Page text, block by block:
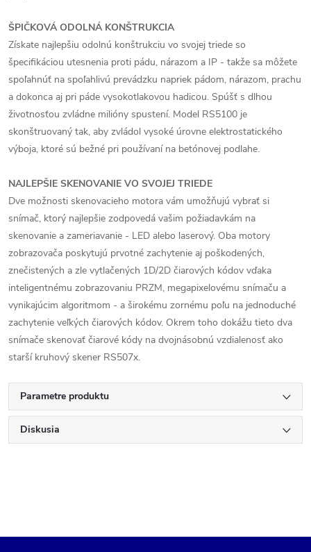
ŠPIČKOVÁ ODOLNÁ KONŠTRUKCIA
Získate najlepšiu odolnú konštrukciu vo svojej triede so
špecifikáciou utesnenia proti pádu, nárazom a IP - takže sa môžete
spoľahnúť na spoľahlivú prevádzku napriek pádom, nárazom, prachu
a dokonca aj pri páde vysokotlakovou hadicou. Spúšť s dlhou
životnosťou zvládne milióny spustení. Model RS5100 je
skonštruovaný tak, aby zvládol vysoké úrovne elektrostatického
výboja, ktoré sú bežné pri používaní na betónovej podlahe.
NAJLEPŠIE SKENOVANIE VO SVOJEJ TRIEDE
Dve možnosti skenovacieho motora vám umožňujú vybrať si
snímač, ktorý najlepšie zodpovedá vašim požiadavkám na
skenovanie a zameriavanie - LED alebo laserový. Oba motory
zobrazovača poskytujú prvotné zachytenie aj poškodených,
znečistených a zle vytlačených 1D/2D čiarových kódov vďaka
inteligentnému zobrazovaniu PRZM, megapixelovému snímaču a
vynikajúcim algoritmom - a širokému zornému poľu na jednoduché
zachytenie veľkých čiarových kódov. Okrem toho dokážu tieto dva
snímače skenovať čiarové kódy na dvojnásobnú vzdialenosť ako
starší kruhový skener RS507x.
Parametre produktu
Diskusia